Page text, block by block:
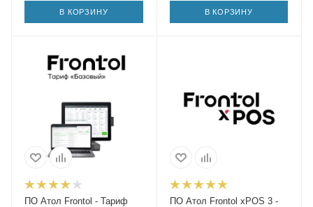
В КОРЗИНУ В КОРЗИНУ
ПО Атол Frontol - Тариф
ПО Атол Frontol xPOS 3 -